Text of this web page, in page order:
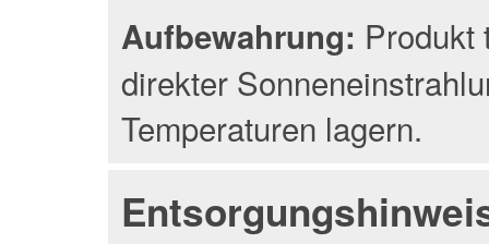
Aufbewahrung: Produkt
direkter
Temperaturen lagern.